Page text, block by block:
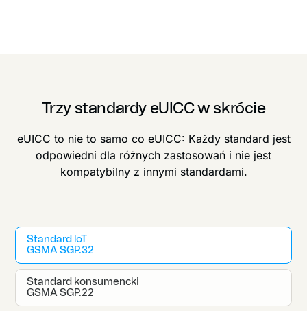
Trzy standardy eUICC w skrócie
eUICC to nie to samo co eUICC: Każdy standard jest
odpowiedni dla różnych zastosowań i nie jest
kompatybilny z innymi standardami.
Standard loT
GSMA SGP.32
Standard konsumencki
GSMA SGP.22